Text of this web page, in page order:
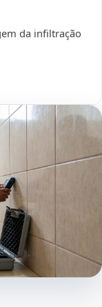
da infiltração